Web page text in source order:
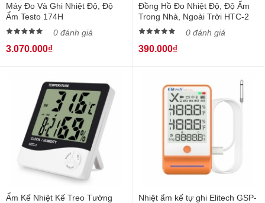
Máy Đo Và Ghi Nhiệt Độ, Độ
Ẩm Testo 174H
0 đánh giá
3.070.000₫
Đồng Hồ Đo Nhiệt Độ, Độ Ẩm
Trong Nhà, Ngoài Trời HTC-2
0 đánh giá
390.000₫
Ẩm Kế Nhiệt Kế Treo Tường
Nhiệt ẩm kế tự ghi Elitech GSP-